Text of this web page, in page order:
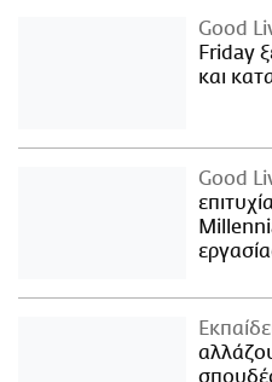
Good
Friday
και
Good